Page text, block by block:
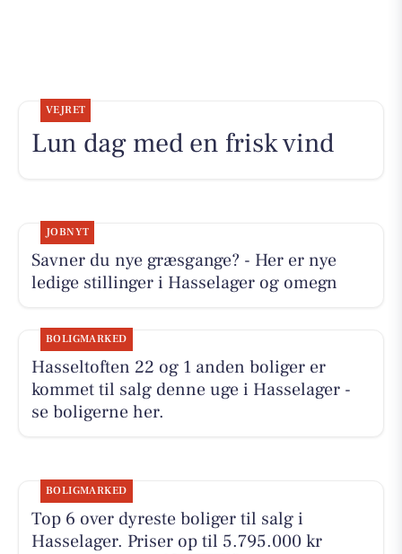
VEJRET
Lun dag med en frisk vind
JOBNYT
Savner du nye græsgange? - Her er nye
ledige stillinger i Hasselager og omegn
BOLIGMARKED
Hasseltoften 22 og 1 anden boliger er
kommet til salg denne uge i Hasselager -
se boligerne her.
BOLIGMARKED
Top 6 over dyreste boliger til salg i
Hasselager. Priser op til 5.795.000 kr